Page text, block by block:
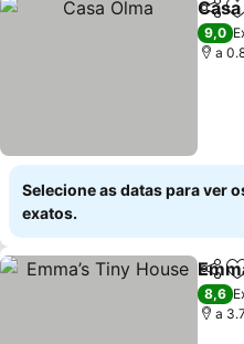
9,0
a
Selecione as datas para ver
exatos.
8,6
a